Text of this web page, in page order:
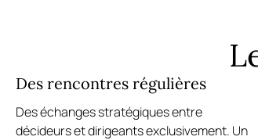
Des rencontres régulières
Des échanges stratégiques entre
décideurs et dirigeants exclusivement. Un